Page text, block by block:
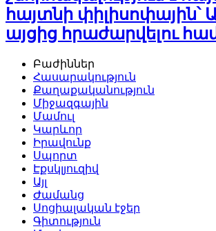
հայտնի փիլիսոփային՝
այցից հրաժարվելու
Բաժիններ
Հասարակություն
Քաղաքականություն
Միջազգային
Մամուլ
Կարևոր
Իրավունք
Սպորտ
Էքսկլյուզիվ
Այլ
Ժամանց
Սոցիալական էջեր
Գիտություն